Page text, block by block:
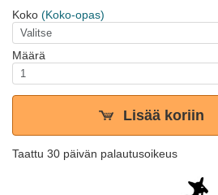
Koko (Koko-opas)
Määrä
Lisää koriin
Taattu 30 päivän palautusoikeus